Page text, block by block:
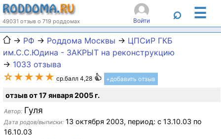
49031 отзыв о 719 роддомах Войти ⌕ ☰
→ РФ → Роддома Москвы → ЦПСиР ГКБ
им.С.С.Юдина - ЗАКРЫТ на реконструкцию
→ 1033 отзыва
☆★★★★ ср.балл 4,28 +добавить отзыв
отзыв от 17 января 2005 г.
Автор: Гуля
Дата родов/выписки: 13 октября 2003, период: c 13.10.03 по
16.10.03